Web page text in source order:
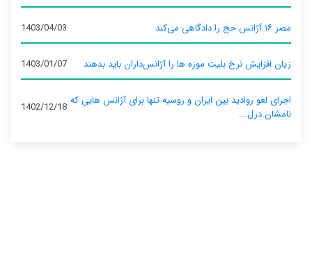
مصر ۱۶ آژانس حج را دادگاهی می‌کند 1403/04/03
زیان افزایش نرخ بلیت موزه ها را آژانس‌داران باید بدهند 1403/01/07
اجرای لغو روادید بین ایران و روسیه تنها برای آژانس‌ هایی که
نامشان درل...
1402/12/18